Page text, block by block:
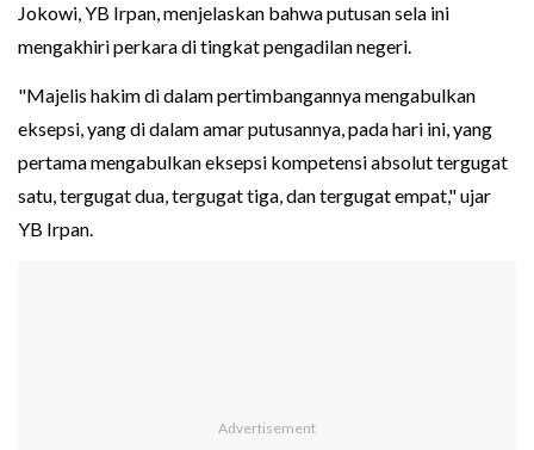
Jokowi, YB Irpan, menjelaskan bahwa putusan sela ini
mengakhiri perkara di tingkat pengadilan negeri.
"Majelis hakim di dalam pertimbangannya mengabulkan
eksepsi, yang di dalam amar putusannya, pada hari ini, yang
pertama mengabulkan eksepsi kompetensi absolut tergugat
satu, tergugat dua, tergugat tiga, dan tergugat empat," ujar
YB Irpan.